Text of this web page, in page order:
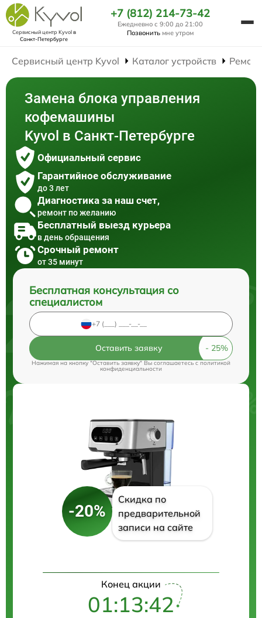
Сервисный центр Kyvolв
Санкт-Петербурге
+7 (812) 214-73-42
Ежедневно с 9:00 до 21:00
Позвонить мне утром
Сервисный центр Kyvol Каталог устройств
Замена блока управления
кофемашины
Kyvol в Санкт-Петербурге
Официальный сервис
Гарантийное обслуживание
до 3 лет
Диагностика за наш счет,
ремонт по желанию
Бесплатный выезд курьера
в день обращения
Срочный ремонт
от 35 минут
Бесплатная консультация со
специалистом
Оставить заявку
Нажимая на кнопку "Оставить заявку" Вы соглашаетесь cполитикой
конфиденциальности
-20%
Скидка по
предварительной
записи на сайте
Конец акции
01:13:42